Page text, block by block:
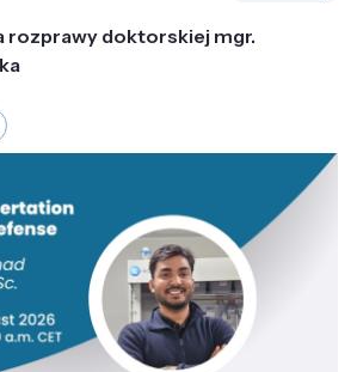
rozprawy doktorskiej mgr.